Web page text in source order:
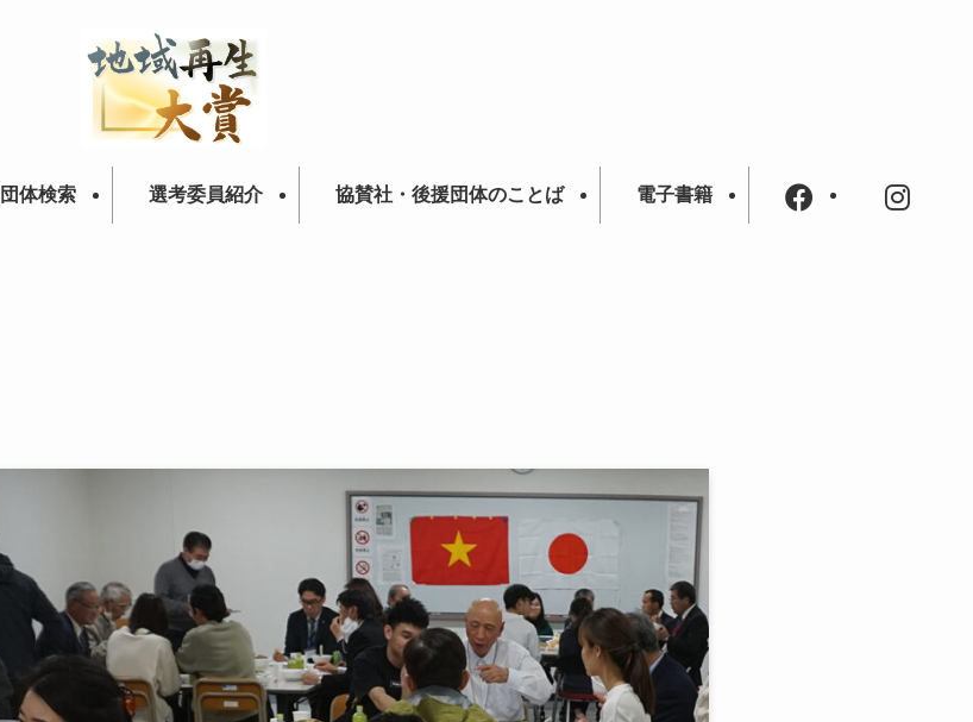
体検索 選考委員紹介 協賛社・後援団体のことば 電子書籍